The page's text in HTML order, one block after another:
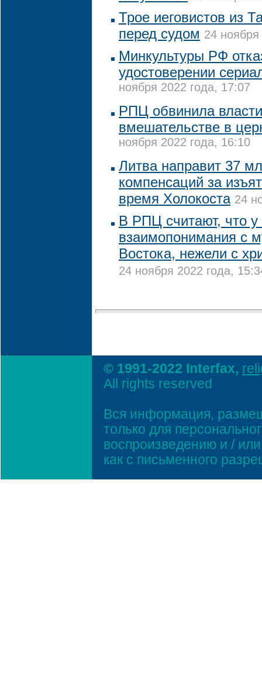
Трое иеговистов из
перед судом 24
Минкультуры РФ
удостоверении
ноября 2022 года, 17:07
РПЦ обвинила
вмешательстве в
ноября 2022 года, 16:10
Литва направит 37
компенсаций за
время Холокоста 24
В РПЦ считают, что
взаимопонимания с
Востока, нежели с
24 ноября 2022 года,
© 1991-2022 Interfax,
All rights reserved
Вся информация,
только для
воспроизведению и /
как с письменного